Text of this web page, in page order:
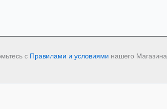
с Правилами и условиями нашего Магазина